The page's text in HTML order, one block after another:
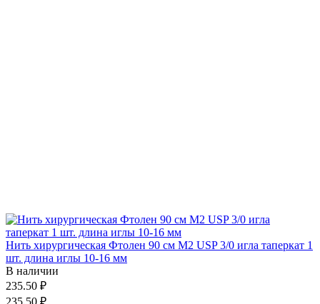
Нить хирургическая Фтолен 90 см М2 USP 3/0 игла таперкат 1
шт. длина иглы 10-16 мм
В наличии
235.50 ₽
235.50 ₽